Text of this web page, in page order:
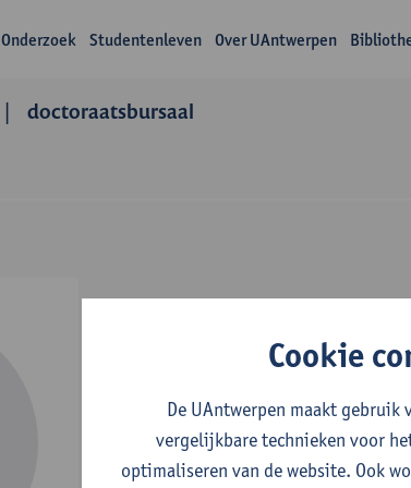
Onderzoek Studentenleven Over UAntwerpen
doctoraatsbursaal
Over Cookie
De UAntwerpen maakt gebruik
vergelijkbare technieken voor
optimaliseren van de website. Ook